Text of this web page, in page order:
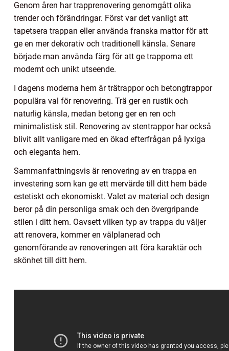
Genom åren har trapprenovering genomgått olika
trender och förändringar. Först var det vanligt att
tapetsera trappan eller använda franska mattor för att
ge en mer dekorativ och traditionell känsla. Senare
började man använda färg för att ge trapporna ett
modernt och unikt utseende.
I dagens moderna hem är trätrappor och betongtrappor
populära val för renovering. Trä ger en rustik och
naturlig känsla, medan betong ger en ren och
minimalistisk stil. Renovering av stentrappor har också
blivit allt vanligare med en ökad efterfrågan på lyxiga
och eleganta hem.
Sammanfattningsvis är renovering av en trappa en
investering som kan ge ett mervärde till ditt hem både
estetiskt och ekonomiskt. Valet av material och design
beror på din personliga smak och den övergripande
stilen i ditt hem. Oavsett vilken typ av trappa du väljer
att renovera, kommer en välplanerad och
genomförande av renoveringen att föra karaktär och
skönhet till ditt hem.